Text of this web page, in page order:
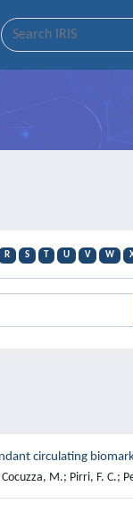
R S T U V W
circulating
M.; Pirri, F. C.;